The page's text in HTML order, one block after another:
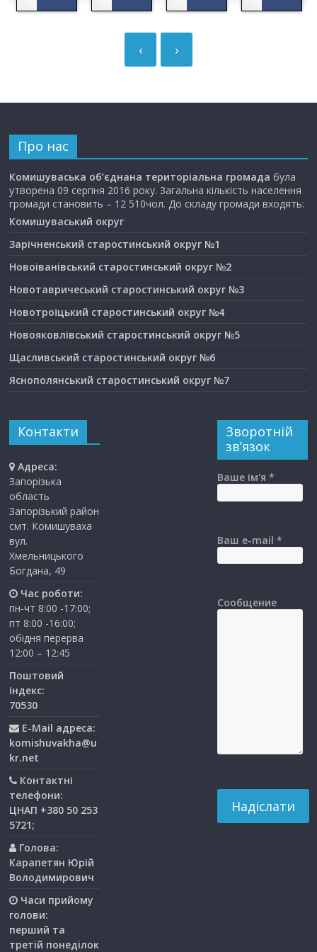
›
‹
Про нас
Комишуваська об’єднана територіальна громада була
утворена 09 серпня 2016 року. Загальна кількість населення
громади становить – 12 510чол. До складу громади входять:
Комишуваський округ
Зарічненський старостинський округ №1
Новоіванівський старостинський округ №2
Новотавричеський старостинський округ №3
Новотроїцький старостинський округ №4
Новояковлівський старостинський округ №5
Щасливський старостинський округ №6
Яснополянський старостинський округ №7
Контакти
Адреса:
Запорізька
область
Запорізький район
смт. Комишуваха
вул.
Хмельницького
Богдана, 49
Час роботи:
пн-чт 8:00 -17:00;
пт 8:00 -16:00;
обідня перерва
12:00 – 12:45
Поштовий
індекс:
70530
E-Mail адреса:
komishuvakha@u
kr.net
Контактні
телефони:
ЦНАП +380 50 253
5721;
Голова:
Карапетян Юрій
Володимирович
Часи прийому
голови:
перший та
третiй понедiлок
Зворотній
зв’язок
Ваше ім'я *
Ваш e-mail *
Сообщение